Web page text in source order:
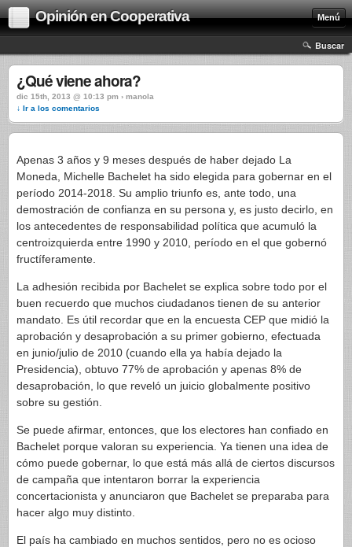
Opinión en Cooperativa Menú
Buscar
¿Qué viene ahora?
dic 15th, 2013 @ 10:13 pm › manola
↓ Ir a los comentarios
Apenas 3 años y 9 meses después de haber dejado La
Moneda, Michelle Bachelet ha sido elegida para gobernar en el
período 2014-2018. Su amplio triunfo es, ante todo, una
demostración de confianza en su persona y, es justo decirlo, en
los antecedentes de responsabilidad política que acumuló la
centroizquierda entre 1990 y 2010, período en el que gobernó
fructíferamente.
La adhesión recibida por Bachelet se explica sobre todo por el
buen recuerdo que muchos ciudadanos tienen de su anterior
mandato. Es útil recordar que en la encuesta CEP que midió la
aprobación y desaprobación a su primer gobierno, efectuada
en junio/julio de 2010 (cuando ella ya había dejado la
Presidencia), obtuvo 77% de aprobación y apenas 8% de
desaprobación, lo que reveló un juicio globalmente positivo
sobre su gestión.
Se puede afirmar, entonces, que los electores han confiado en
Bachelet porque valoran su experiencia. Ya tienen una idea de
cómo puede gobernar, lo que está más allá de ciertos discursos
de campaña que intentaron borrar la experiencia
concertacionista y anunciaron que Bachelet se preparaba para
hacer algo muy distinto.
El país ha cambiado en muchos sentidos, pero no es ocioso